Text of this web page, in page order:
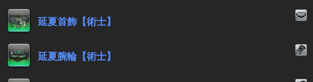
延夏首飾【術士】
延夏腕輪【術士】